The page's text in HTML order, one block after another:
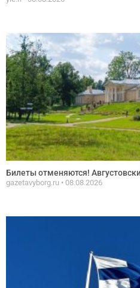
Билеты отменяются!
gazetavyborg.ru 08.08.2026